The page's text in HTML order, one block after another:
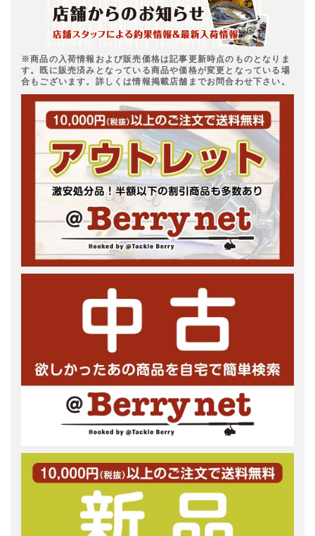
※商品の入荷情報および販売価格は記事更新時点のものとなりま
す。既に販売済みとなっている商品や価格が変更となっている場
合もございます。詳しくは情報掲載店舗までお問合わせ下さい。